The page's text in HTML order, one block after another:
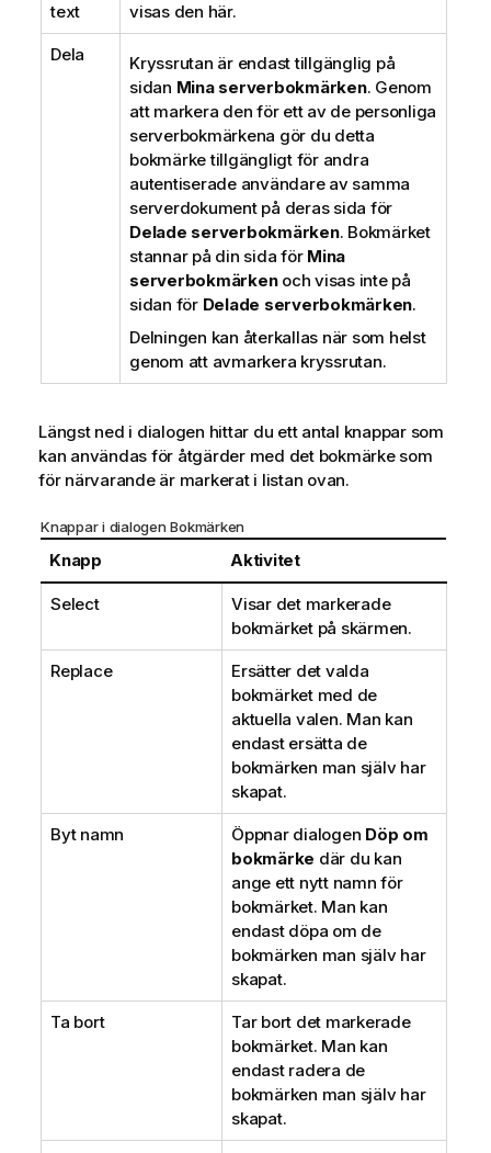
text
visas den här.
Dela
Kryssrutan är endast tillgänglig på
sidan Mina serverbokmärken. Genom
att markera den för ett av de personliga
serverbokmärkena gör du detta
bokmärke tillgängligt för andra
autentiserade användare av samma
serverdokument på deras sida för
Delade serverbokmärken. Bokmärket
stannar på din sida för Mina
serverbokmärken och visas inte på
sidan för Delade serverbokmärken.
Delningen kan återkallas när som helst
genom att avmarkera kryssrutan.
Längst ned i dialogen hittar du ett antal knappar som
kan användas för åtgärder med det bokmärke som
för närvarande är markerat i listan ovan.
Knappar i dialogen Bokmärken
Knapp Aktivitet
Select
Visar det markerade
bokmärket på skärmen.
Replace
Ersätter det valda
bokmärket med de
aktuella valen. Man kan
endast ersätta de
bokmärken man själv har
skapat.
Byt namn Öppnar dialogen Döp om
bokmärke där du kan
ange ett nytt namn för
bokmärket. Man kan
endast döpa om de
bokmärken man själv har
skapat.
Ta bort
Tar bort det markerade
bokmärket. Man kan
endast radera de
bokmärken man själv har
skapat.